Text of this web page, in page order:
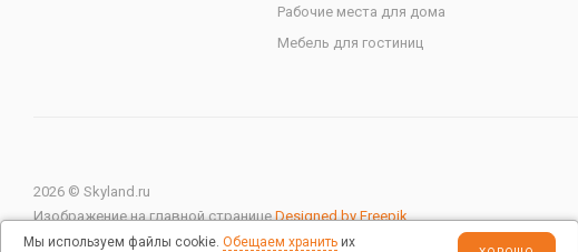
Рабочие места для дома
Мебель для гостиниц
2026 © Skyland.ru
Изображение на главной страницеDesigned by Freepik
Мы используем файлы cookie. Обещаем хранить их